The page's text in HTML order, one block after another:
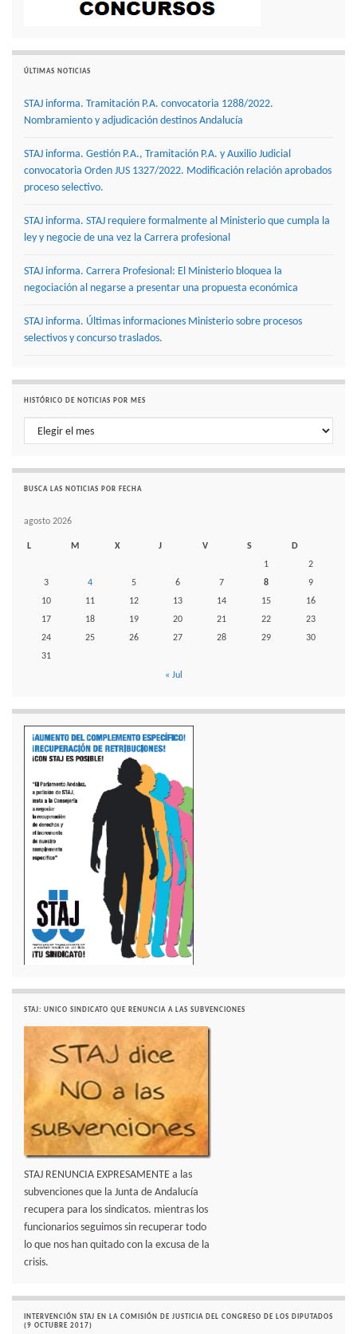
ÚLTIMAS NOTICIAS
STAJ informa. Tramitación P.A. convocatoria 1288/2022.
Nombramiento y adjudicación destinos Andalucía
STAJ informa. Gestión P.A., Tramitación P.A. y Auxilio Judicial
convocatoria Orden JUS 1327/2022. Modificación relación aprobados
proceso selectivo.
STAJ informa. STAJ requiere formalmente al Ministerio que cumpla la
ley y negocie de una vez la Carrera profesional
STAJ informa. Carrera Profesional: El Ministerio bloquea la
negociación al negarse a presentar una propuesta económica
STAJ informa. Últimas informaciones Ministerio sobre procesos
selectivos y concurso traslados.
HISTÓRICO DE NOTICIAS POR MES
Histórico de noticias por mes
BUSCA LAS NOTICIAS POR FECHA
agosto 2026
L M X J V S
D
1
2
3
4 5 6 7 8
9
10
11 12 13 14 15
16
17
18 19 20 21 22
23
24
25 26 27 28 29
30
31
« Jul
STAJ: UNICO SINDICATO QUE RENUNCIA A LAS SUBVENCIONES
STAJ RENUNCIA EXPRESAMENTE a las
subvenciones que la Junta de Andalucía
recupera para los sindicatos. mientras los
funcionarios seguimos sin recuperar todo
lo que nos han quitado con la excusa de la
crisis.
INTERVENCIÓN STAJ EN LA COMISIÓN DE JUSTICIA DEL CONGRESO DE LOS DIPUTADOS
(9 OCTUBRE 2017)